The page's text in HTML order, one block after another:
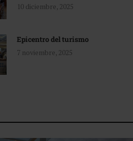
10 diciembre, 2025
Epicentro del turismo
7 noviembre, 2025